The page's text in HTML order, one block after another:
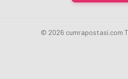
© 2026 cumrapostasi.com